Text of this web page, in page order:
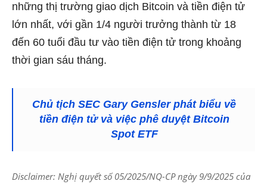
những thị trường giao dịch Bitcoin và tiền điện tử
lớn nhất, với gần 1/4 người trưởng thành từ 18
đến 60 tuổi đầu tư vào tiền điện tử trong khoảng
thời gian sáu tháng.
Chủ tịch SEC Gary Gensler phát biểu về
tiền điện tử và việc phê duyệt Bitcoin
Spot ETF
Disclaimer: Nghị quyết số 05/2025/NQ-CP ngày 9/9/2025 của